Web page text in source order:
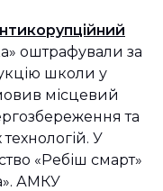
оштрафували за
школи у
місцевий
та
У
«Ребіш смарт»
АМКУ